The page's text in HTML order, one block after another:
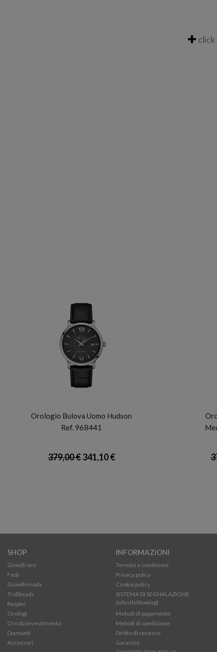
click
Orologio Bulova Uomo Hudson
Ref. 96B441
379,00 €341,10 €
SHOP
Gioielli oro
Fedi
Gioielli moda
Trollbeads
Raspini
Orologi
Oro da investimento
Diamanti
Accessori
INFORMAZIONI
Termini e condizioni
Privacy policy
Cookie policy
SISTEMA DI SEGNALAZIONE
(whistleblowing)
Metodi di pagamento
Metodi di spedizione
Diritto di recesso
Garanzie